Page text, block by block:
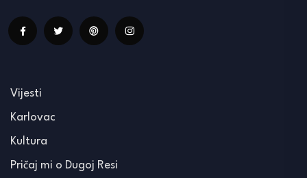
Vijesti
Karlovac
Kultura
Pričaj mi o Dugoj Resi